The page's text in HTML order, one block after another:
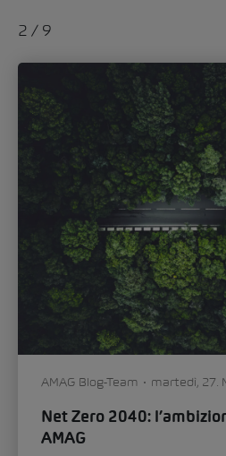
3 / 9
Anna Löhndorf martedì, 25.
coraggio e inventiva
Specchietto retrovisore,
dell’auto o tergicristalli: